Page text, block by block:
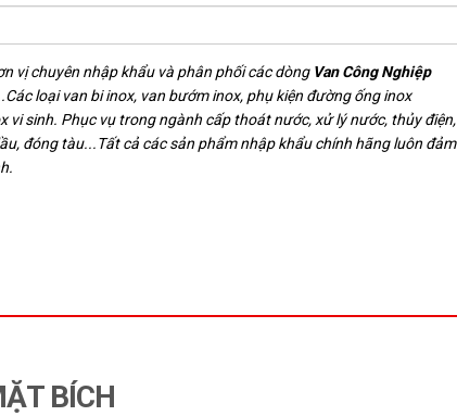
vị chuyên nhập khẩu và phân phối các dòng Van Công Nghiệp
loại van bi inox, van bướm inox, phụ kiện đường ống inox
vi sinh. Phục vụ trong ngành cấp thoát nước, xử lý nước, thủy điện,
đóng tàu...Tất cả các sản phẩm nhập khẩu chính hãng luôn đảm
BÍCH